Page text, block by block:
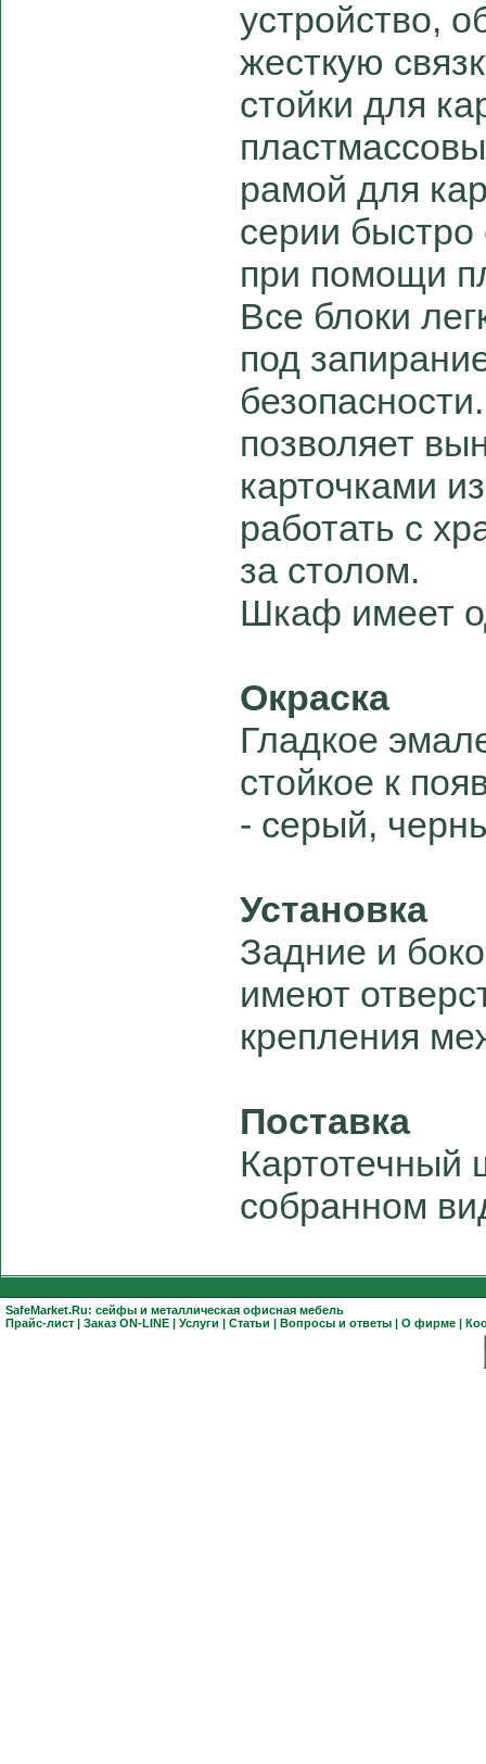
устройство,
жесткую
стойки для
рамой для
серии быстро
при помощи
Все блоки
под
позволяет
карточками
работать с
за столом.
Шкаф имеет
Окраска
Гладкое
стойкое к
- серый,
Установка
Задние и
имеют
крепления
Поставка
Картотечный
собранном
SafeMarket.Ru: сейфы и металлическая офисная мебель
Прайс-лист | Заказ ON-LINE | Услуги | Статьи | Вопросы и ответы | О фирме |